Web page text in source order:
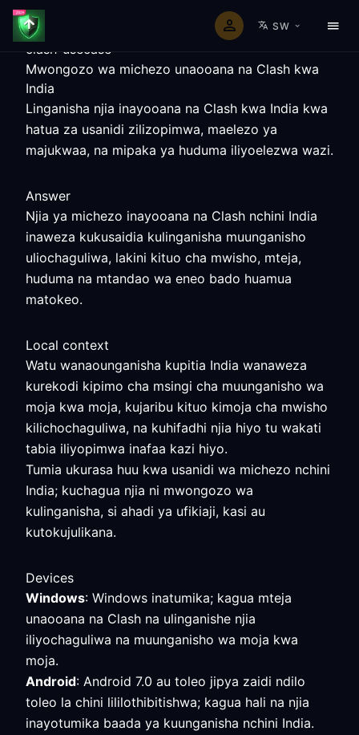
SW
clash-usecase
Mwongozo wa michezo unaooana na Clash kwa
India
Linganisha njia inayooana na Clash kwa India kwa
hatua za usanidi zilizopimwa, maelezo ya
majukwaa, na mipaka ya huduma iliyoelezwa wazi.
Answer
Njia ya michezo inayooana na Clash nchini India
inaweza kukusaidia kulinganisha muunganisho
uliochaguliwa, lakini kituo cha mwisho, mteja,
huduma na mtandao wa eneo bado huamua
matokeo.
Local context
Watu wanaounganisha kupitia India wanaweza
kurekodi kipimo cha msingi cha muunganisho wa
moja kwa moja, kujaribu kituo kimoja cha mwisho
kilichochaguliwa, na kuhifadhi njia hiyo tu wakati
tabia iliyopimwa inafaa kazi hiyo.
Tumia ukurasa huu kwa usanidi wa michezo nchini
India; kuchagua njia ni mwongozo wa
kulinganisha, si ahadi ya ufikiaji, kasi au
kutokujulikana.
Devices
Windows: Windows inatumika; kagua mteja
unaooana na Clash na ulinganishe njia
iliyochaguliwa na muunganisho wa moja kwa
moja.
Android: Android 7.0 au toleo jipya zaidi ndilo
toleo la chini lililothibitishwa; kagua hali na njia
inayotumika baada ya kuunganisha nchini India.